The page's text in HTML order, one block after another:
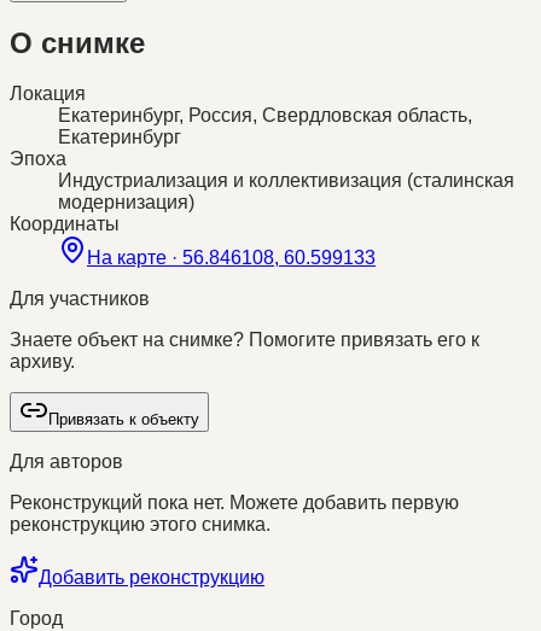
О снимке
Локация
Екатеринбург, Россия, Свердловская область,
Екатеринбург
Эпоха
Индустриализация и коллективизация (сталинская
модернизация)
Координаты
На карте · 56.846108, 60.599133
Для участников
Знаете объект на снимке? Помогите привязать его к
архиву.
Привязать к объекту
Для авторов
Реконструкций пока нет. Можете добавить первую
реконструкцию этого снимка.
Добавить реконструкцию
Город